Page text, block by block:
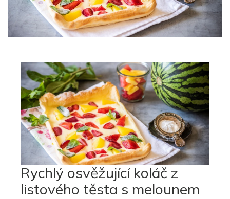
Rychlý osvěžující koláč z
listového těsta s melounem